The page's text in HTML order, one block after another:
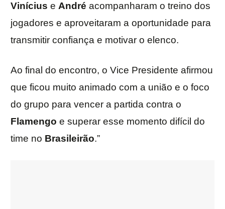
Vinícius e André acompanharam o treino dos
jogadores e aproveitaram a oportunidade para
transmitir confiança e motivar o elenco.
Ao final do encontro, o Vice Presidente afirmou
que ficou muito animado com a união e o foco
do grupo para vencer a partida contra o
Flamengo e superar esse momento difícil do
time no Brasileirão.”